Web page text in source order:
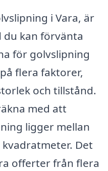
i Vara, är
kan förvänta
för golvslipning
flera faktorer,
och tillstånd.
med att
ligger mellan
Det
offerter från flera